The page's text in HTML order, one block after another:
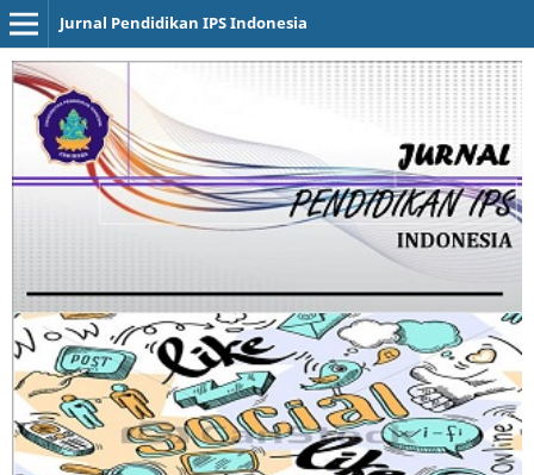
Jurnal Pendidikan IPS Indonesia